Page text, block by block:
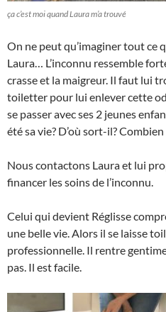
ça c’est moi quand Laura m’a trouvé
On ne peut qu’imaginer tout ce
Laura… L’inconnu ressemble
crasse et la maigreur. Il faut lui
toiletter pour lui enlever cette
se passer avec ses 2 jeunes
été sa vie? D’où sort-il?
Nous contactons Laura et lui
financer les soins de l’inconnu.
Celui qui devient Réglisse
une belle vie. Alors il se laisse
professionnelle. Il rentre
pas. Il est facile.